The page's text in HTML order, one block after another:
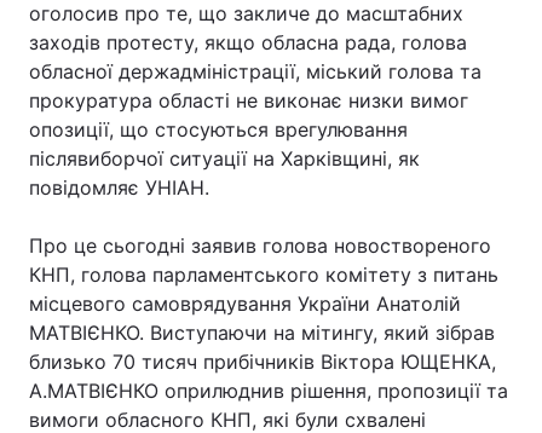
оголосив про те, що закличе до масштабних
заходів протесту, якщо обласна рада, голова
обласної держадміністрації, міський голова та
прокуратура області не виконає низки вимог
опозиції, що стосуються врегулювання
післявиборчої ситуації на Харківщині, як
повідомляє УНІАН.
Про це сьогодні заявив голова новоствореного
КНП, голова парламентського комітету з питань
місцевого самоврядування України Анатолій
МАТВІЄНКО. Виступаючи на мітингу, який зібрав
близько 70 тисяч прибічників Віктора ЮЩЕНКА,
А.МАТВІЄНКО оприлюднив рішення, пропозиції та
вимоги обласного КНП, які були схвалені